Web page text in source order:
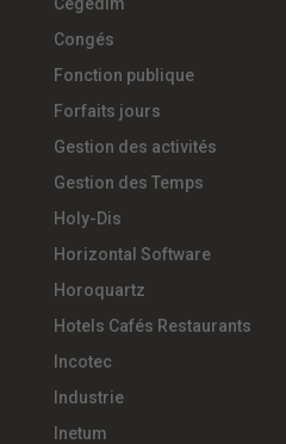
Congés
Fonction publique
Forfaits jours
Gestion des activités
Gestion des Temps
Holy-Dis
Horizontal Software
Horoquartz
Hotels Cafés Restaurants
Incotec
Industrie
Inetum